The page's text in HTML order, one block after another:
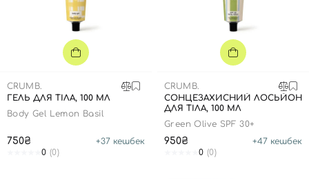
CRUMB.
ГЕЛЬ ДЛЯ ТІЛА, 100 МЛ
Body Gel Lemon Basil
750₴ +37 кешбек
0 (0)
CRUMB.
СОНЦЕЗАХИСНИЙ ЛОСЬЙОН
ДЛЯ ТІЛА, 100 МЛ
Green Olive SPF 30+
950₴ +47 кешбек
0 (0)